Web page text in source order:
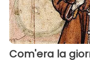
Com'era la